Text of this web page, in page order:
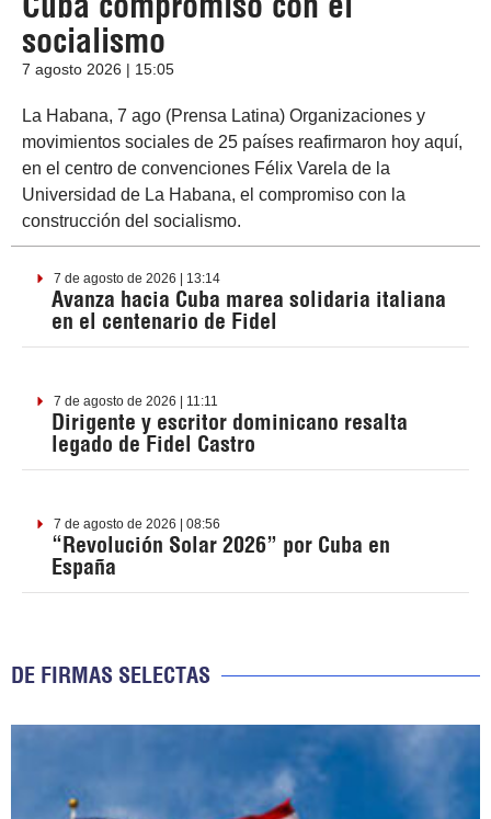
socialismo
7 agosto 2026 | 15:05
La Habana, 7 ago (Prensa Latina) Organizaciones y
movimientos sociales de 25 países reafirmaron hoy aquí,
en el centro de convenciones Félix Varela de la
Universidad de La Habana, el compromiso con la
construcción del socialismo.
7 de agosto de 2026 | 13:14
Avanza hacia Cuba marea solidaria italiana
en el centenario de Fidel
7 de agosto de 2026 | 11:11
Dirigente y escritor dominicano resalta
legado de Fidel Castro
7 de agosto de 2026 | 08:56
“Revolución Solar 2026” por Cuba en
España
DE FIRMAS SELECTAS